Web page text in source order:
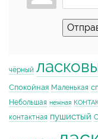
чёрный
Спокойная Маленькая
Небольшая нежная
контактная пушистый